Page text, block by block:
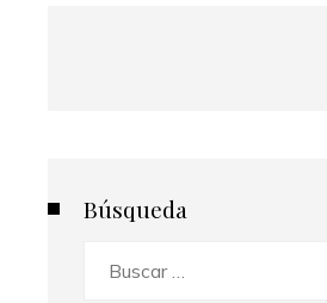
Búsqueda